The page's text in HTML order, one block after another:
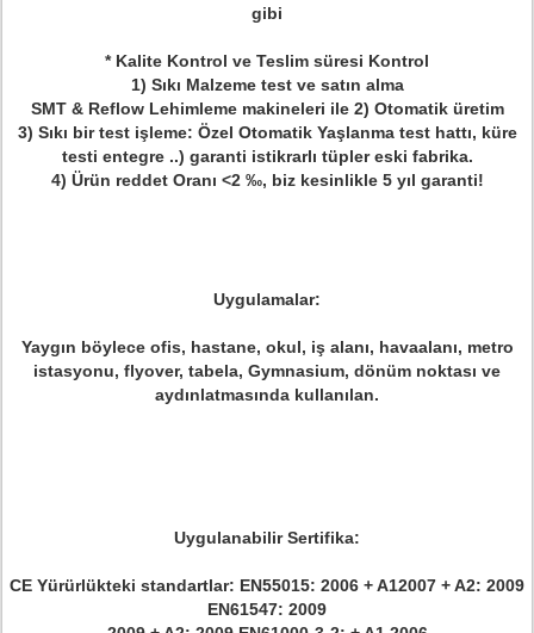
gibi
* Kalite Kontrol ve Teslim süresi Kontrol
1) Sıkı Malzeme test ve satın alma
SMT & Reflow Lehimleme makineleri ile 2) Otomatik üretim
3) Sıkı bir test işleme: Özel Otomatik Yaşlanma test hattı, küre
testi entegre ..) garanti istikrarlı tüpler eski fabrika.
4) Ürün reddet Oranı <2 ‰, biz kesinlikle 5 yıl garanti!
Uygulamalar:
Yaygın böylece ofis, hastane, okul, iş alanı, havaalanı, metro
istasyonu, flyover, tabela, Gymnasium, dönüm noktası ve
aydınlatmasında kullanılan.
Uygulanabilir Sertifika:
CE Yürürlükteki standartlar: EN55015: 2006 + A12007 + A2: 2009
EN61547: 2009